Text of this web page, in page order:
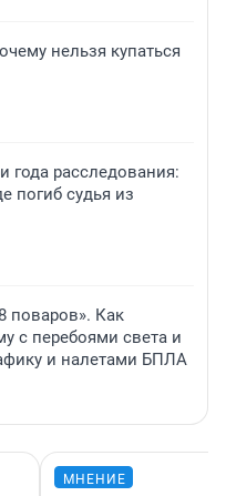
нельзя купаться
года расследования:
погиб судья из
поваров». Как
с перебоями света и
и налетами БПЛА
МНЕНИЕ